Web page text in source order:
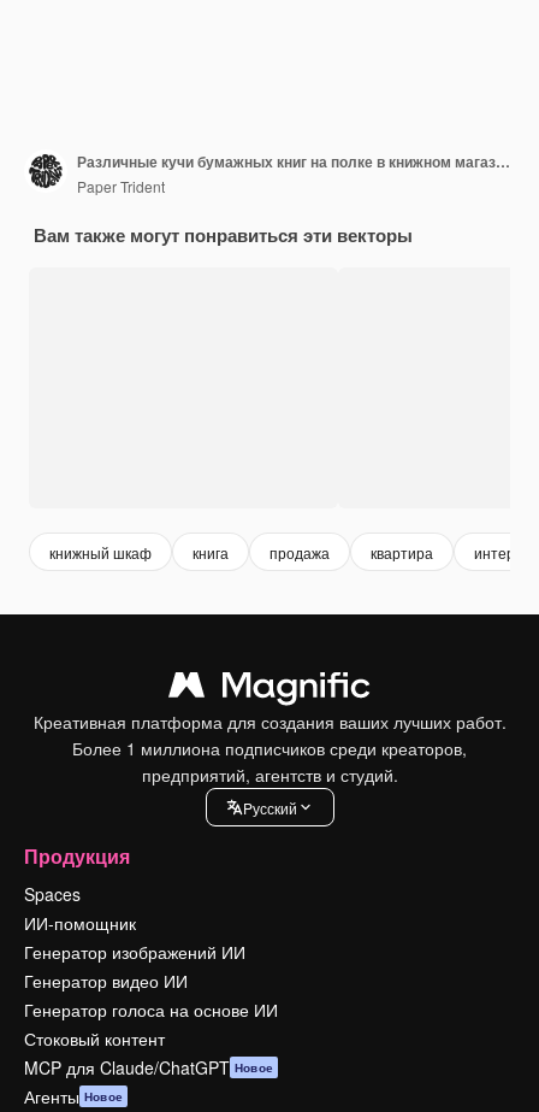
Различные кучи бумажных книг на полке в книжном магазине или библиотеке Различные стопы учебников художественная литература для чтения на книжной полке книжной полки в магазине Плоская изолированная векторная иллюстрация на белом
Paper Trident
Вам также могут понравиться эти векторы
книжный шкаф книга продажа квартира интерьер
Креативная платформа для создания ваших лучших работ.
Более 1 миллиона подписчиков среди креаторов,
предприятий, агентств и студий.
Pусский
Продукция
Spaces
ИИ-помощник
Генератор изображений ИИ
Генератор видео ИИ
Генератор голоса на основе ИИ
Стоковый контент
MCP для Claude/ChatGPT Новое
Агенты Новое